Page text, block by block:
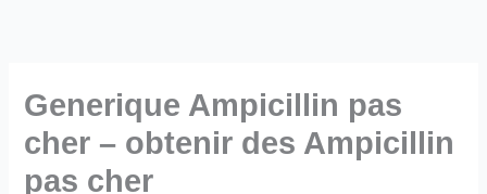
conteúdo
Generique Ampicillin pas
cher – obtenir des Ampicillin
pas cher